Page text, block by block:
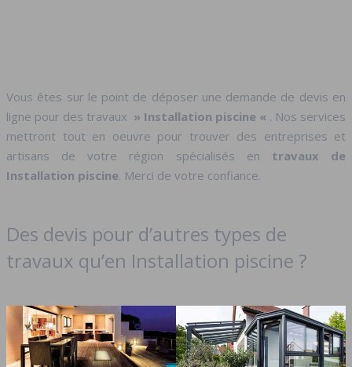
Vous êtes sur le point de déposer une demande de devis en
ligne pour des travaux » Installation piscine « . Nos services
mettront tout en oeuvre pour trouver des entreprises et
artisans de votre région spécialisés en travaux de
Installation piscine. Merci de votre confiance.
Des devis pour d’autres types de
travaux qu’en Installation piscine ?